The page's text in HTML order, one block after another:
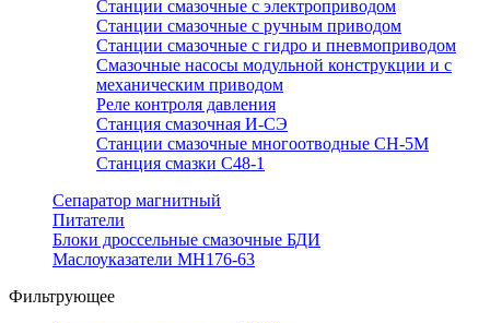
Станции смазочные с электроприводом
Станции смазочные с ручным приводом
Станции смазочные с гидро и пневмоприводом
Смазочные насосы модульной конструкции и с
механическим приводом
Реле контроля давления
Станция смазочная И-СЭ
Станции смазочные многоотводные СН-5М
Станция смазки С48-1
Сепаратор магнитный
Питатели
Блоки дроссельные смазочные БДИ
Маслоуказатели МН176-63
Фильтрующее